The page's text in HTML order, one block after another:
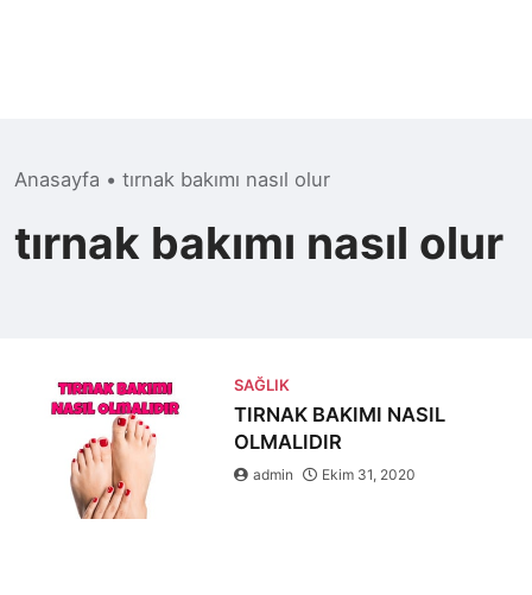
Anasayfa • tırnak bakımı nasıl olur
tırnak bakımı nasıl olur
SAĞLIK
TIRNAK BAKIMI NASIL
OLMALIDIR
admin Ekim 31, 2020